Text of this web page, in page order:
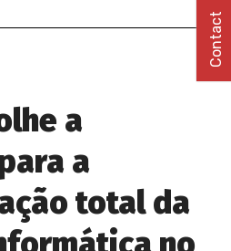
a
a
total da
Contact